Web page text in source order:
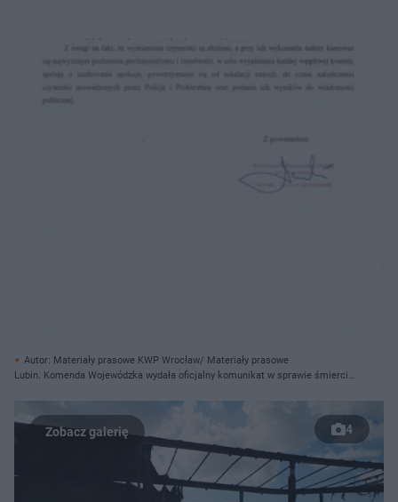
Autor: Materiały prasowe KWP Wrocław/ Materiały prasowe
Lubin. Komenda Wojewódzka wydała oficjalny komunikat w sprawie śmierci
4